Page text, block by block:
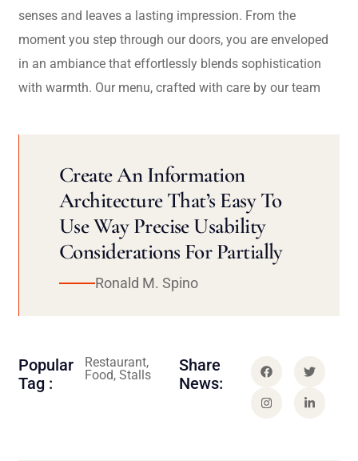
senses and leaves a lasting impression. From the
moment you step through our doors, you are enveloped
in an ambiance that effortlessly blends sophistication
with warmth. Our menu, crafted with care by our team
Create An Information
Architecture That’s Easy To
Use Way Precise Usability
Considerations For Partially
Ronald M. Spino
Popular
Tag :
Restaurant,
Food, Stalls
Share
News: